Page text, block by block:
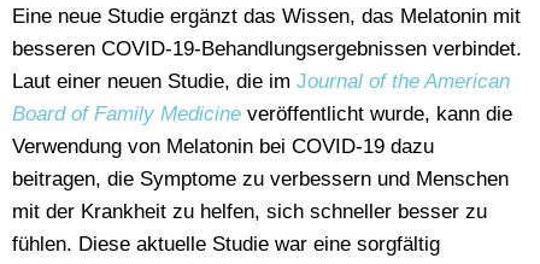
Eine neue Studie ergänzt das Wissen, das Melatonin mit
besseren COVID-19-Behandlungsergebnissen verbindet.
Laut einer neuen Studie, die im Journal of the American
Board of Family Medicine veröffentlicht wurde, kann die
Verwendung von Melatonin bei COVID-19 dazu
beitragen, die Symptome zu verbessern und Menschen
mit der Krankheit zu helfen, sich schneller besser zu
fühlen. Diese aktuelle Studie war eine sorgfältig